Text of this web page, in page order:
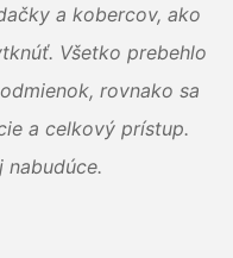
a kobercov, ako
Všetko prebehlo
rovnako sa
a celkový prístup.
nabudúce.